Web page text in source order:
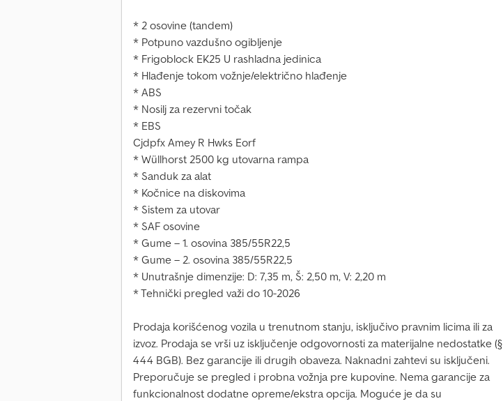
* 2 osovine (tandem)
* Potpuno vazdušno ogibljenje
* Frigoblock EK25 U rashladna jedinica
* Hlađenje tokom vožnje/električno hlađenje
* ABS
* Nosilj za rezervni točak
* EBS
Cjdpfx Amey R Hwks Eorf
* Wüllhorst 2500 kg utovarna rampa
* Sanduk za alat
* Kočnice na diskovima
* Sistem za utovar
* SAF osovine
* Gume – 1. osovina 385/55R22,5
* Gume – 2. osovina 385/55R22,5
* Unutrašnje dimenzije: D: 7,35 m, Š: 2,50 m, V: 2,20 m
* Tehnički pregled važi do 10-2026
Prodaja korišćenog vozila u trenutnom stanju, isključivo pravnim licima ili za
izvoz. Prodaja se vrši uz isključenje odgovornosti za materijalne nedostatke (§
444 BGB). Bez garancije ili drugih obaveza. Naknadni zahtevi su isključeni.
Preporučuje se pregled i probna vožnja pre kupovine. Nema garancije za
funkcionalnost dodatne opreme/ekstra opcija. Moguće je da su